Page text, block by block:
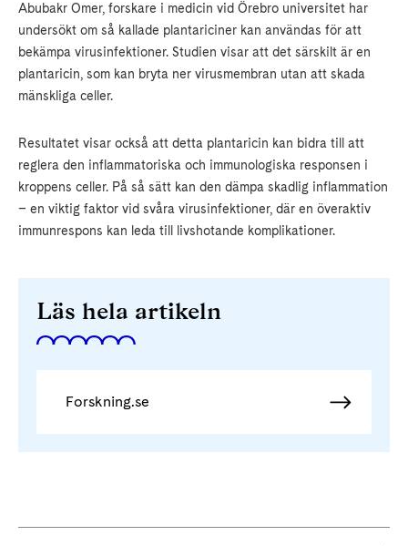
Abubakr Omer, forskare i medicin vid Örebro universitet har
undersökt om så kallade plantariciner kan användas för att
bekämpa virusinfektioner. Studien visar att det särskilt är en
plantaricin, som kan bryta ner virusmembran utan att skada
mänskliga celler.
Resultatet visar också att detta plantaricin kan bidra till att
reglera den inflammatoriska och immunologiska responsen i
kroppens celler. På så sätt kan den dämpa skadlig inflammation
– en viktig faktor vid svåra virusinfektioner, där en överaktiv
immunrespons kan leda till livshotande komplikationer.
Läs hela artikeln
Forskning.se